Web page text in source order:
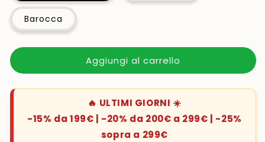
Barocca
Aggiungi al carrello
🔥 ULTIMI GIORNI ☀️
-15% da 199€ | -20% da 200€ a 299€ | -25%
sopra a 299€